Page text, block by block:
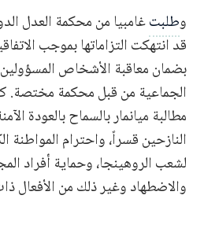
وطلبتغامبيا من محكمة العدل
قد انتهكت التزاماتها بموجب
بضمان معاقبة الأشخاص المسؤولين
الجماعية من قبل محكمة مختصة.
مطالبة ميانمار بالسماح بالعودة
النازحين قسراً، واحترام المواطنة
لشعب الروهينجا، وحماية أفراد
والاضطهاد وغير ذلك من الأفعال